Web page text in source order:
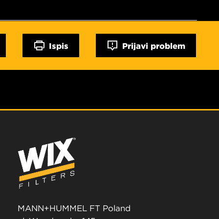
Ispis Prijavi problem
MANN+HUMMEL FT Poland